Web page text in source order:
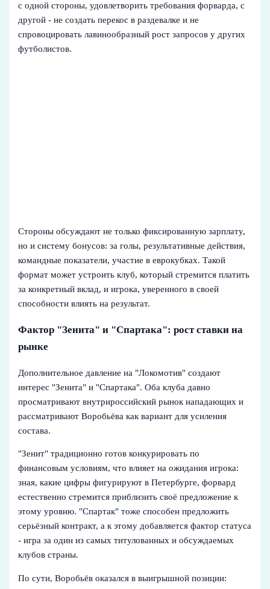
с одной стороны, удовлетворить требования форварда, с
другой - не создать перекос в раздевалке и не
спровоцировать лавинообразный рост запросов у других
футболистов.
Стороны обсуждают не только фиксированную зарплату,
но и систему бонусов: за голы, результативные действия,
командные показатели, участие в еврокубках. Такой
формат может устроить клуб, который стремится платить
за конкретный вклад, и игрока, уверенного в своей
способности влиять на результат.
Фактор "Зенита" и "Спартака": рост ставки на
рынке
Дополнительное давление на "Локомотив" создают
интерес "Зенита" и "Спартака". Оба клуба давно
просматривают внутрироссийский рынок нападающих и
рассматривают Воробьёва как вариант для усиления
состава.
"Зенит" традиционно готов конкурировать по
финансовым условиям, что влияет на ожидания игрока:
зная, какие цифры фигурируют в Петербурге, форвард
естественно стремится приблизить своё предложение к
этому уровню. "Спартак" тоже способен предложить
серьёзный контракт, а к этому добавляется фактор статуса
- игра за один из самых титулованных и обсуждаемых
клубов страны.
По сути, Воробьёв оказался в выигрышной позиции: